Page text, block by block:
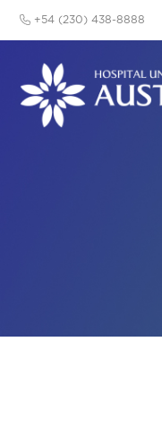
+54 (230) 438-8888